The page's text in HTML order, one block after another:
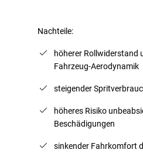
Nachteile:
höherer Rollwiderstand
Fahrzeug-Aerodynamik
steigender
höheres Risiko
Beschädigungen
sinkender Fahrkomfort